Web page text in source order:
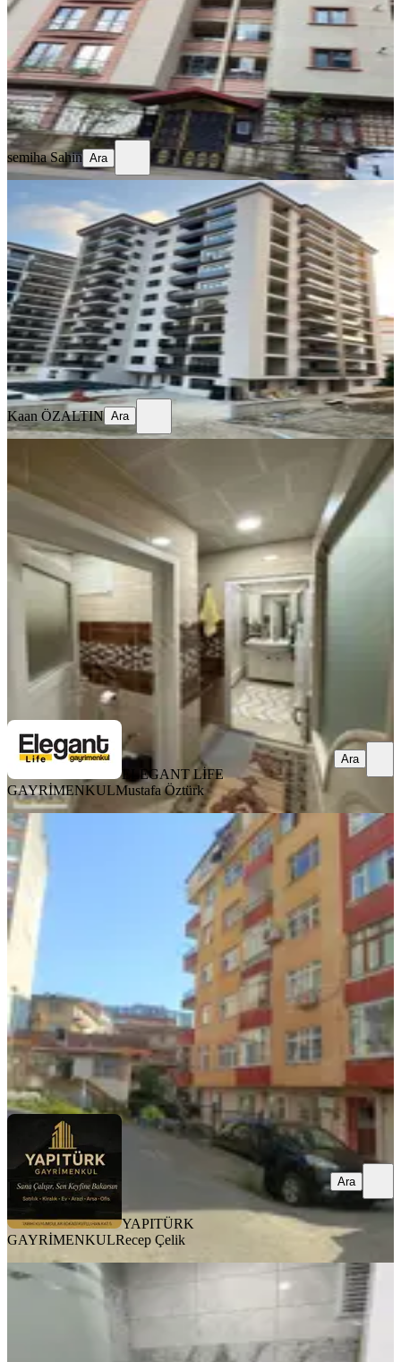
3+1· 150 m² · 3. Kat·24.07.2026
6.350.000 ₺
semiha Sahin
Ara
semiha Sahin Ara
9 Fener Mahallesinde Acil Satılık Daire
Merkez, Fener Mahallesi
4+1· 174 m²·4. Kat 23.07.2026
13.500.000 ₺14.800.000 ₺
Kaan ÖZALTIN
Ara
Kaan ÖZALTIN Ara
Merkez, Bağdatlı Mahallesi
3+1·130 m² 4. Kat·15.07.2026
3.500.000 ₺
ELEGANT LİFE GAYRİMENKUL Mustafa Öztürk
ELEGANT LİFE
GAYRİMENKULMustafa Öztürk
Ara
YÜK. TAVAN
Yapıtürk Gayrimenkul'den Şehrin
Göbeğinde 3+1 130 M² 4. Kat Fırsat
Merkez, Tophane Mahallesi
130 m²·4. Kat·14.07.2026
YAPITÜRK GAYRİMENKUL Recep Çelik
Ara
YAPITÜRK
GAYRİMENKULRecep Çelik
Ara
SİTE İÇİ
Deniz Manzaralı Havuzlu Lüks Satılık
3+1 Daire!!
Merkez, Boğaz Mahallesi